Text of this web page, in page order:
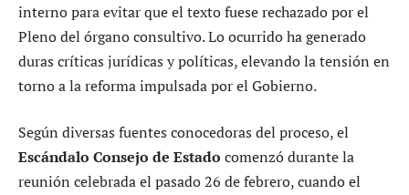
interno para evitar que el texto fuese rechazado por el
Pleno del órgano consultivo. Lo ocurrido ha generado
duras críticas jurídicas y políticas, elevando la tensión en
torno a la reforma impulsada por el Gobierno.
Según diversas fuentes conocedoras del proceso, el
Escándalo Consejo de Estado comenzó durante la
reunión celebrada el pasado 26 de febrero, cuando el